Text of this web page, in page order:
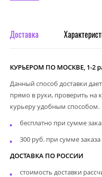
ЗАКАЗ
Доставка
КУРЬЕРОМ ПО МОСКВЕ, 1-2
Данный способ доставки
прямо в руки, проверить на
курьеру удобным способом.
бесплатно при сумме
300 руб. при сумме
ДОСТАВКА ПО РОССИИ
стоимость доставки